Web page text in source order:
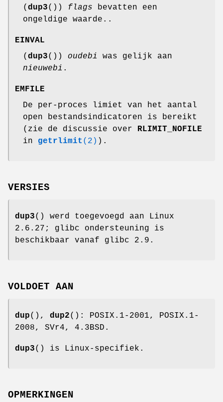
( dup3()) flags bevatten een
ongeldige waarde..
EINVAL
( dup3()) oudebi
was gelijk aan
nieuwebi .
EMFILE
De per-proces limiet van het aantal
open bestandsindicatoren is bereikt
(zie de discussie over RLIMIT_NOFILE
in getrlimit (2) ).
VERSIES
dup3() werd toegevoegd aan Linux
2.6.27; glibc ondersteuning is
beschikbaar vanaf glibc 2.9.
VOLDOET AAN
dup(), dup2(): POSIX.1-2001, POSIX.1-
2008, SVr4, 4.3BSD.
dup3() is Linux-specifiek.
OPMERKINGEN